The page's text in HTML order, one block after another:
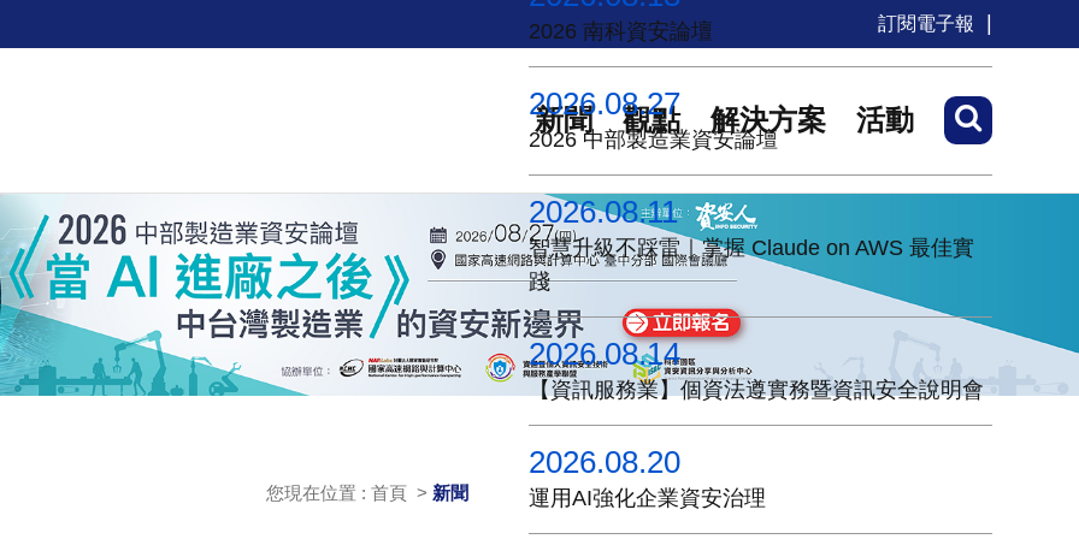
訂閱電子報
新聞 觀點 解決方案 活動
您現在位置 : 首頁 > 新聞
2026 南科資安論壇
2026.08.27
2026 中部製造業資安論壇
2026.08.11
智慧升級不踩雷｜掌握 Claude on AWS 最佳實
踐
2026.08.14
【資訊服務業】個資法遵實務暨資訊安全說明會
2026.08.20
運用AI強化企業資安治理